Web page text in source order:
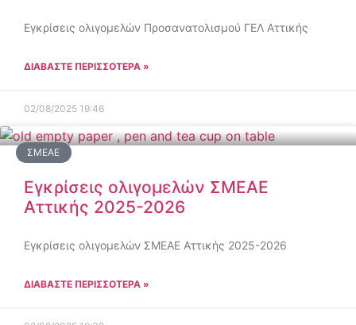
Εγκρίσεις ολιγομελών Προσανατολισμού ΓΕΛ Αττικής
ΔΙΑΒΑΣΤΕ ΠΕΡΙΣΣΟΤΕΡΑ »
02/08/2025 19:46
ΣΜΕΑΕ
Εγκρίσεις ολιγομελών ΣΜΕΑΕ
Αττικής 2025-2026
Εγκρίσεις ολιγομελών ΣΜΕΑΕ Αττικής 2025-2026
ΔΙΑΒΑΣΤΕ ΠΕΡΙΣΣΟΤΕΡΑ »